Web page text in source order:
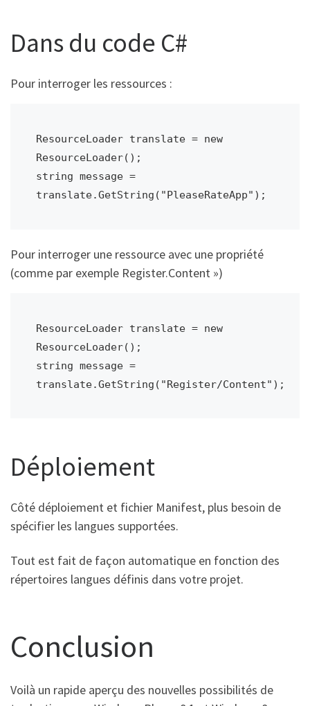
Dans du code C#
Pour interroger les ressources :
ResourceLoader translate = new
ResourceLoader();
string message =
translate.GetString("PleaseRateApp");
Pour interroger une ressource avec une propriété
(comme par exemple Register.Content »)
ResourceLoader translate = new
ResourceLoader();
string message =
translate.GetString("Register/Content");
Déploiement
Côté déploiement et fichier Manifest, plus besoin de
spécifier les langues supportées.
Tout est fait de façon automatique en fonction des
répertoires langues définis dans votre projet.
Conclusion
Voilà un rapide aperçu des nouvelles possibilités de